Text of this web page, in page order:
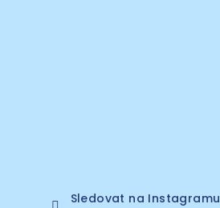
Sledovat na Instagramu